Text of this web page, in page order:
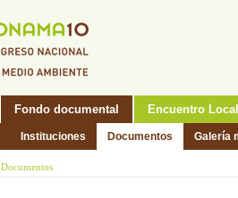
Fondo documental Encuentro Local
Instituciones Documentos Galería
Documentos